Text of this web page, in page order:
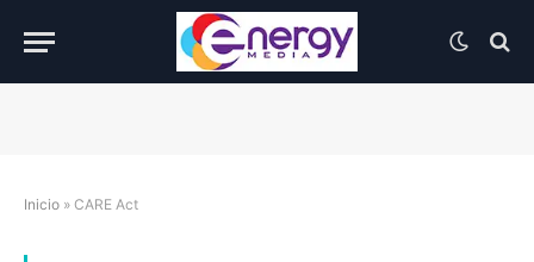
Inicio » CARE Act